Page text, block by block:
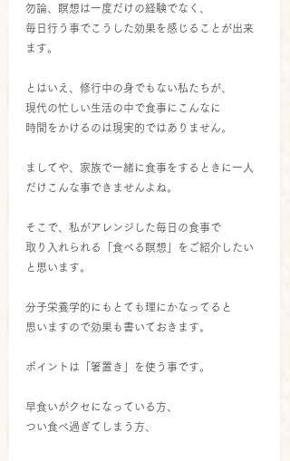
勿論、瞑想は一度だけの経験でなく、
毎日行う事でこうした効果を感じることが出来
ます。
とはいえ、修行中の身でもない私たちが、
現代の忙しい生活の中で食事にこんなに
時間をかけるのは現実的ではありません。
ましてや、家族で一緒に食事をするときに一人
だけこんな事できませんよね。
そこで、私がアレンジした毎日の食事で
取り入れられる「食べる瞑想」をご紹介したい
と思います。
分子栄養学的にもとても理にかなってると
思いますので効果も書いておきます。
ポイントは「箸置き」を使う事です。
早食いがクセになっている方、
つい食べ過ぎてしまう方、